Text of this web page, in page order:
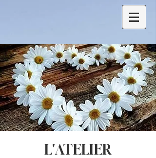
L'ATELIER